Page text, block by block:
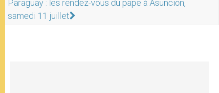
Paraguay : les rendez-vous du pape à Asuncion,
samedi 11 juillet